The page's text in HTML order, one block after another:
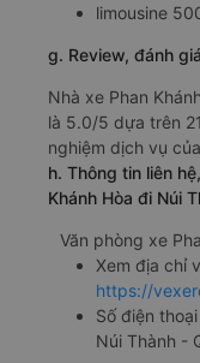
limousine
g. Review, đánh
Nhà xe Phan
là 5.0/5 dựa trên
nghiệm dịch vụ
h. Thông tin liên
Khánh Hòa đi Núi
Văn phòng xe
Xem địa chỉ
https://
Số điện
Núi Thành -